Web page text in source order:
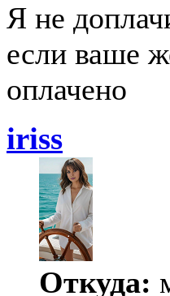
Я не
если ваше
оплачено
iriss
Откуда: